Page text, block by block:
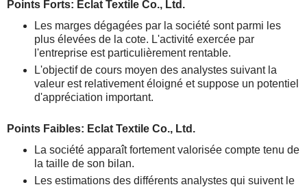
Points Forts: Eclat Textile Co., Ltd.
Les marges dégagées par la société sont parmi les
plus élevées de la cote. L'activité exercée par
l'entreprise est particulièrement rentable.
L'objectif de cours moyen des analystes suivant la
valeur est relativement éloigné et suppose un potentiel
d'appréciation important.
Points Faibles: Eclat Textile Co., Ltd.
La société apparaît fortement valorisée compte tenu de
la taille de son bilan.
Les estimations des différents analystes qui suivent le